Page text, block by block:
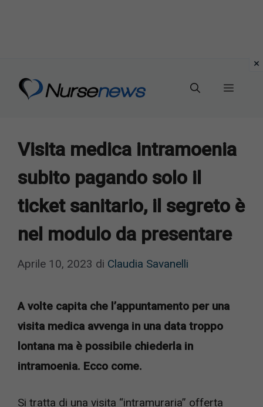
Menu
Visita medica intramoenia
subito pagando solo il
ticket sanitario, il segreto è
nel modulo da presentare
Aprile 10, 2023 di Claudia Savanelli
A volte capita che l’appuntamento per una
visita medica avvenga in una data troppo
lontana ma è possibile chiederla in
intramoenia. Ecco come.
Si tratta di una visita ­“intramuraria” offerta